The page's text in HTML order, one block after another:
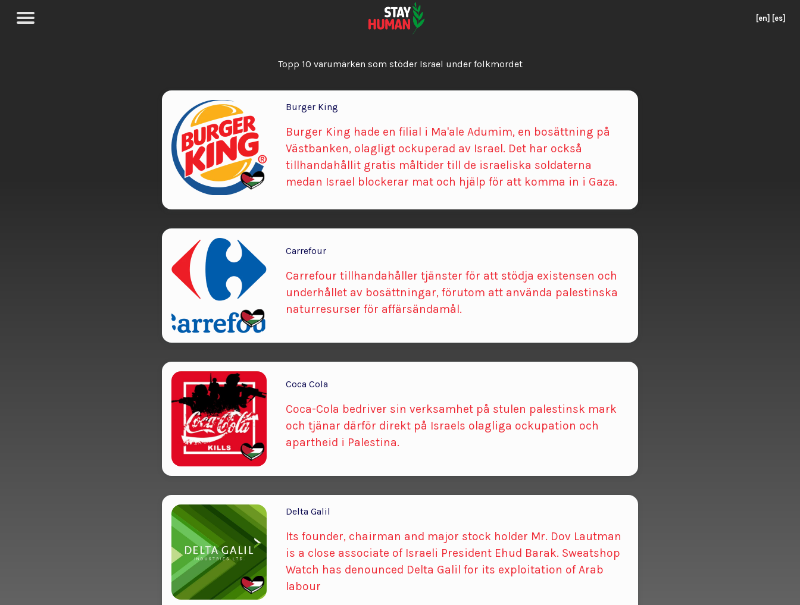
[en] [es]
Topp 10 varumärken som stöder Israel under folkmordet
Burger King
Burger King hade en filial i Ma'ale Adumim, en bosättning på
Västbanken, olagligt ockuperad av Israel. Det har också
tillhandahållit gratis måltider till de israeliska soldaterna
medan Israel blockerar mat och hjälp för att komma in i Gaza.
Carrefour
Carrefour tillhandahåller tjänster för att stödja existensen och
underhållet av bosättningar, förutom att använda palestinska
naturresurser för affärsändamål.
Coca Cola
Coca-Cola bedriver sin verksamhet på stulen palestinsk mark
och tjänar därför direkt på Israels olagliga ockupation och
apartheid i Palestina.
Delta Galil
Its founder, chairman and major stock holder Mr. Dov Lautman
is a close associate of Israeli President Ehud Barak. Sweatshop
Watch has denounced Delta Galil for its exploitation of Arab
labour